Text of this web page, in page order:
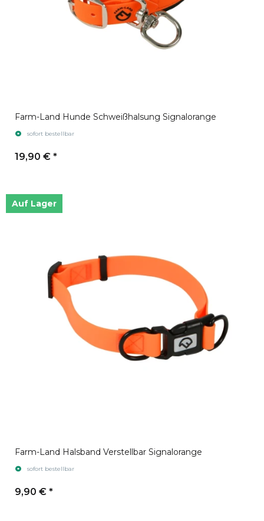
Farm-Land Hunde Schweißhalsung Signalorange
sofort bestellbar
19,90 € *
Auf Lager
Farm-Land Halsband Verstellbar Signalorange
sofort bestellbar
9,90 € *